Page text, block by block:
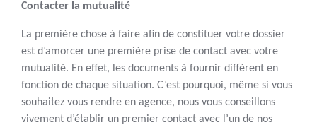
Contacter la mutualité
La première chose à faire afin de constituer votre dossier
est d’amorcer une première prise de contact avec votre
mutualité. En effet, les documents à fournir diffèrent en
fonction de chaque situation. C’est pourquoi, même si vous
souhaitez vous rendre en agence, nous vous conseillons
vivement d’établir un premier contact avec l’un de nos